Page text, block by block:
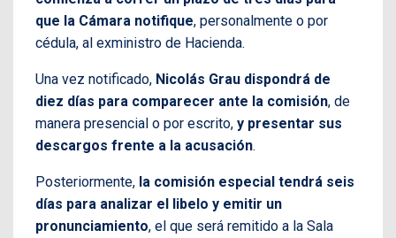
que la Cámara notifique, personalmente o por
cédula, al exministro de Hacienda.
Una vez notificado, Nicolás Grau dispondrá de
diez días para comparecer ante la comisión, de
manera presencial o por escrito, y presentar sus
descargos frente a la acusación.
Posteriormente, la comisión especial tendrá seis
días para analizar el libelo y emitir un
pronunciamiento, el que será remitido a la Sala